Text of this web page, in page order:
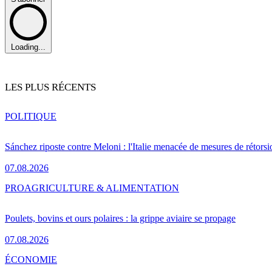
Loading...
LES PLUS RÉCENTS
Sánchez riposte contre Meloni : l'Italie menacée de mesures de
07.08.2026
POLITIQUE
Poulets, bovins et ours polaires : la grippe aviaire se propage
07.08.2026
PROAGRICULTURE & ALIMENTATION
ÉCONOMIE